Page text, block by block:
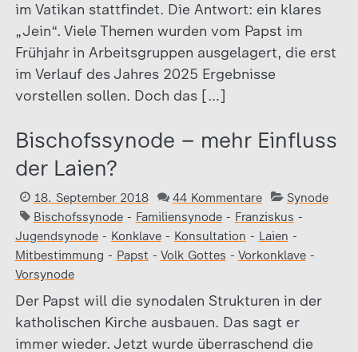
im Vatikan stattfindet. Die Antwort: ein klares
„Jein“. Viele Themen wurden vom Papst im
Frühjahr in Arbeitsgruppen ausgelagert, die erst
im Verlauf des Jahres 2025 Ergebnisse
vorstellen sollen. Doch das […]
Bischofssynode – mehr Einfluss
der Laien?
18. September 2018 44 Kommentare
Synode
Bischofssynode- Familiensynode- Franziskus -
Jugendsynode- Konklave- Konsultation - Laien -
Mitbestimmung - Papst - Volk Gottes - Vorkonklave-
Vorsynode
Der Papst will die synodalen Strukturen in der
katholischen Kirche ausbauen. Das sagt er
immer wieder. Jetzt wurde überraschend die